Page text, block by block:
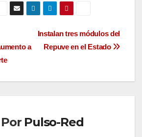
Instalan tres módulos del
Repuve en el Estado
a
Por Pulso-Red